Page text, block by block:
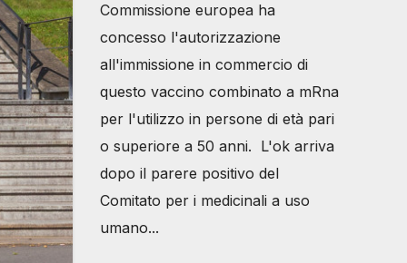
Commissione europea ha
concesso l'autorizzazione
all'immissione in commercio di
questo vaccino combinato a mRna
per l'utilizzo in persone di età pari
o superiore a 50 anni. L'ok arriva
dopo il parere positivo del
Comitato per i medicinali a uso
umano...